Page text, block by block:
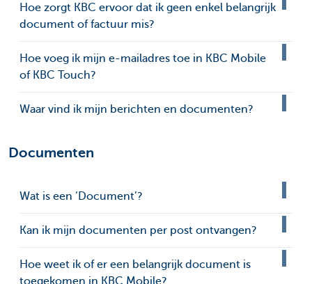
Hoe zorgt KBC ervoor dat ik geen enkel belangrijk
document of factuur mis?
Hoe voeg ik mijn e-mailadres toe in KBC Mobile
of KBC Touch?
Waar vind ik mijn berichten en documenten?
Documenten
Wat is een ‘Document’?
Kan ik mijn documenten per post ontvangen?
Hoe weet ik of er een belangrijk document is
toegekomen in KBC Mobile?